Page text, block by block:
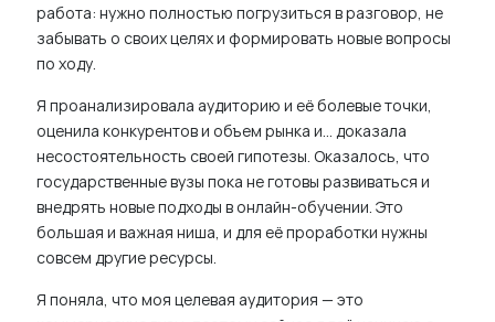
работа: нужно полностью погрузиться в разговор, не
забывать о своих целях и формировать новые вопросы
по ходу.
Я проанализировала аудиторию и её болевые точки,
оценила конкурентов и объем рынка и… доказала
несостоятельность своей гипотезы. Оказалось, что
государственные вузы пока не готовы развиваться и
внедрять новые подходы в онлайн-обучении. Это
большая и важная ниша, и для её проработки нужны
совсем другие ресурсы.
Я поняла, что моя целевая аудитория — это